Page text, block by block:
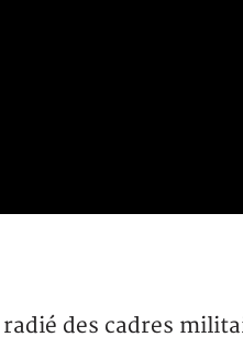
des cadres